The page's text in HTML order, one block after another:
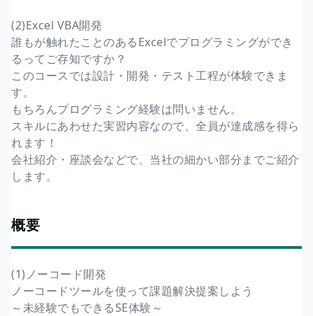
(2)Excel VBA開発
誰もが触れたことのあるExcelでプログラミングができ
るってご存知ですか？
このコースでは設計・開発・テスト工程が体験できま
す。
もちろんプログラミング経験は問いません。
スキルにあわせた実習内容なので、全員が達成感を得ら
れます！
会社紹介・座談会などで、当社の細かい部分までご紹介
します。
概要
(1)ノーコード開発
ノーコードツールを使って課題解決提案しよう
～未経験でもできるSE体験～